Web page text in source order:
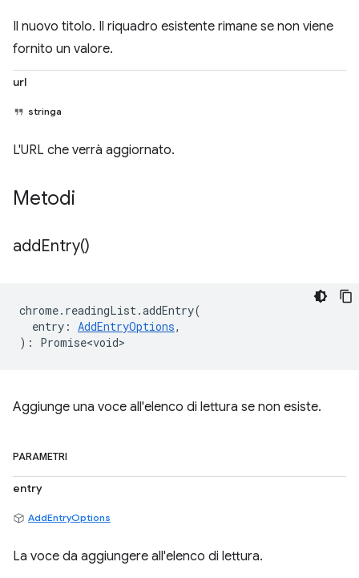
Il nuovo titolo. Il riquadro esistente rimane se non viene
fornito un valore.
url
stringa
L'URL che verrà aggiornato.
Metodi
addEntry()
chrome. readingList .addEntry(
entry : AddEntryOptions,
) : Promise<void>
Aggiunge una voce all'elenco di lettura se non esiste.
PARAMETRI
entry
AddEntryOptions
La voce da aggiungere all'elenco di lettura.